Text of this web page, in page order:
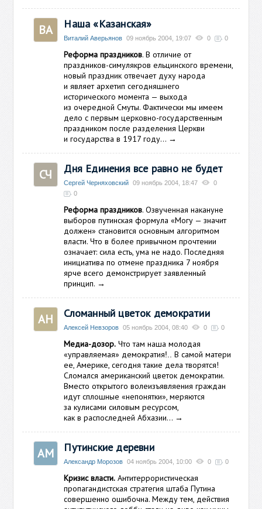
ВА Наша «Казанская»
Виталий Аверьянов 09 ноябрь 2004, 19:07 0 0
Реформа праздников. В отличие от
праздников-симулякров ельцинского времени,
новый праздник отвечает духу народа
и являет архетип сегодняшнего
исторического момента — выхода
из очередной Смуты. Фактически мы имеем
дело с первым церковно-государственным
праздником после разделения Церкви
и государства в 1917 году… →
СЧ Дня Единения все равно не будет
Сергей Черняховский 09 ноябрь 2004, 18:47
0
0
Реформа праздников. Озвученная накануне
выборов путинская формула «Могу — значит
должен» становится основным алгоритмом
власти. Что в более привычном прочтении
означает: сила есть, ума не надо. Последняя
инициатива по отмене праздника 7 ноября
ярче всего демонстрирует заявленный
принцип. →
АН Сломанный цветок демократии
Алексей Невзоров 05 ноябрь 2004, 08:40 0 0
Медиа-дозор. Что там наша молодая
«управляемая» демократия!..
В самой матери
ее, Америке, сегодня такие дела творятся!
Сломался американский цветок демократии.
Вместо открытого волеизъявляения граждан
идут сплошные «непонятки», меряются
за кулисами силовым ресурсом,
как в распоследней Абхазии… →
АМ Путинские деревни
Александр Морозов 04 ноябрь 2004, 10:00 0 0
Кризис власти. Антитеррористическая
пропагандистская стратегия штаба Путина
совершенно ошибочна. Между тем, действия